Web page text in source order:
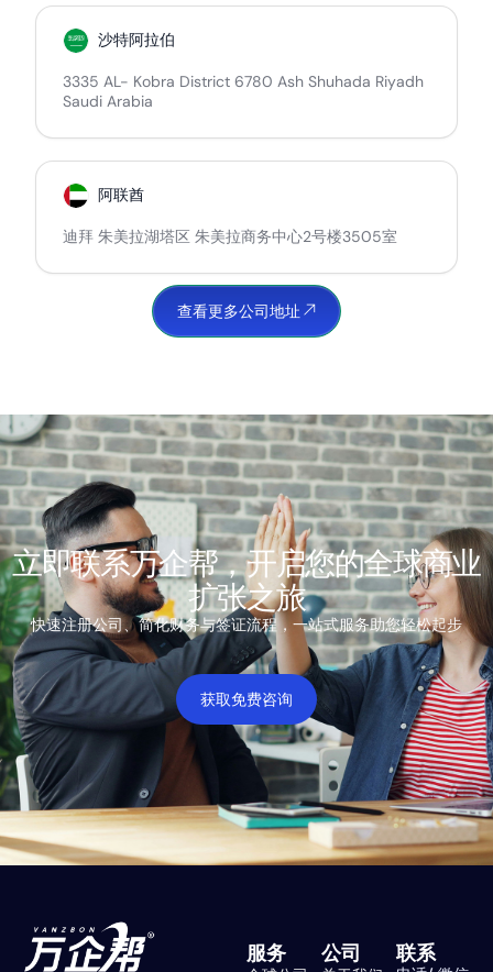
沙特阿拉伯
3335 AL- Kobra District 6780 Ash Shuhada Riyadh
Saudi Arabia
阿联酋
迪拜 朱美拉湖塔区 朱美拉商务中心2号楼3505室
查看更多公司地址
立即联系万企帮，开启您的全球商业
扩张之旅
快速注册公司、简化财务与签证流程，一站式服务助您轻松起步
获取免费咨询
服务 公司 联系